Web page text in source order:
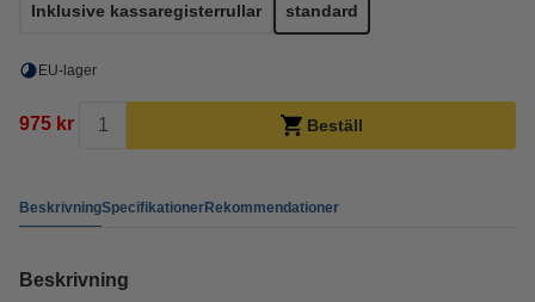
Inklusive kassaregisterrullar standard
EU-lager
975 kr Beställ
BeskrivningSpecifikationerRekommendationer
Beskrivning